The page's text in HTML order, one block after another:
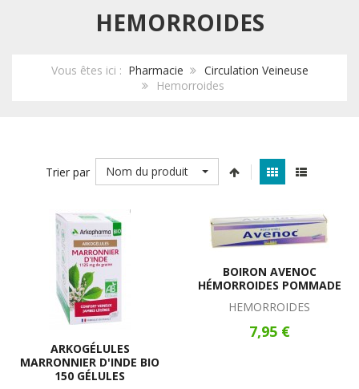
HEMORROIDES
Vous êtes ici : Pharmacie
Circulation Veineuse
Hemorroides
Trier par Nom du produit
ARKOGÉLULES
MARRONNIER D'INDE BIO
150 GÉLULES
BOIRON AVENOC
HÉMORROIDES POMMADE
HEMORROIDES
7,95 €